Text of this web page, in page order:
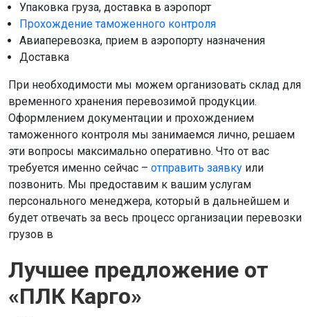
Упаковка груза, доставка в аэропорт
Прохождение таможенного контроля
Авиаперевозка, прием в аэропорту назначения
Доставка
При необходимости мы можем организовать склад для
временного хранения перевозимой продукции.
Оформлением документации и прохождением
таможенного контроля мы занимаемся лично, решаем
эти вопросы максимально оперативно. Что от вас
требуется именно сейчас – отправить заявку или
позвонить. Мы предоставим к вашим услугам
персонального менеджера, который в дальнейшем и
будет отвечать за весь процесс организации перевозки
грузов в
Лучшее предложение от
«ПЛК Карго»